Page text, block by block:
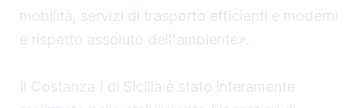
mobilità, servizi di trasporto efficienti e moderni
e rispetto assoluto dell'ambiente».
Il Costanza I di Sicilia è stato interamente